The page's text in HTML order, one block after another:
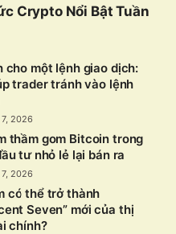
Crypto Nổi Bật Tuần
cho một lệnh giao dịch:
trader tránh vào lệnh
2026
thầm gom Bitcoin trong
tư nhỏ lẻ lại bán ra
2026
có thể trở thành
Seven” mới của thị
chính?